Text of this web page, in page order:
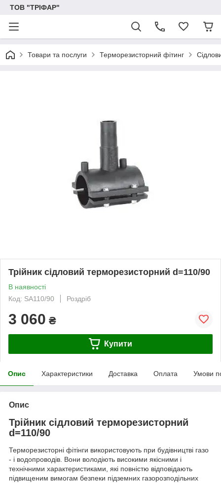
ТОВ "ТРІФАР"
Товари та послуги Терморезисторний фітинг
Трійник сідловий терморезисторний d=110/90
В наявності
Код: SA110/90
Роздріб
3 060 ₴
Купити
Опис Характеристики Доставка Оплата Умови
Опис
Трійник сідловий терморезисторний
d=110/90
Терморезисторні фітінги використовують при будівництві газо
- і водопроводів. Вони володіють високими якісними і
технічними характеристиками, які повністю відповідають
підвищеним вимогам безпеки підземних газорозподільних